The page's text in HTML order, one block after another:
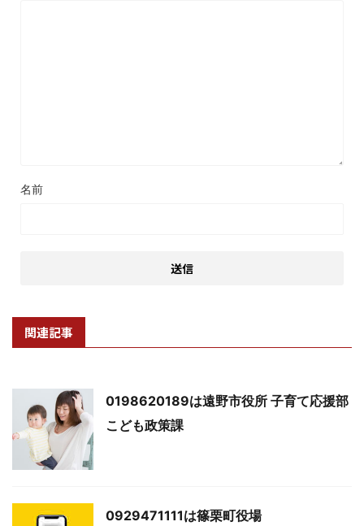
名前
関連記事
0198620189は遠野市役所 子育て応援部
こども政策課
0929471111は篠栗町役場